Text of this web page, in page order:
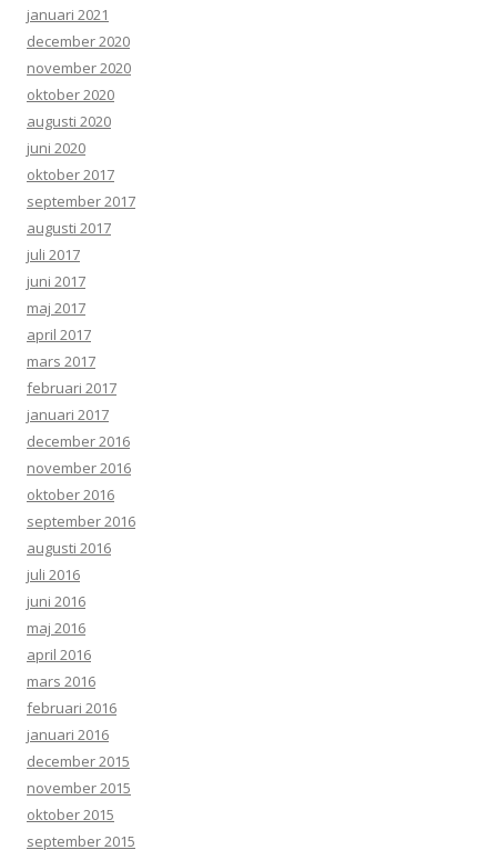
januari 2021
december 2020
november 2020
oktober 2020
augusti 2020
juni 2020
oktober 2017
september 2017
augusti 2017
juli 2017
juni 2017
maj 2017
april 2017
mars 2017
februari 2017
januari 2017
december 2016
november 2016
oktober 2016
september 2016
augusti 2016
juli 2016
juni 2016
maj 2016
april 2016
mars 2016
februari 2016
januari 2016
december 2015
november 2015
oktober 2015
september 2015